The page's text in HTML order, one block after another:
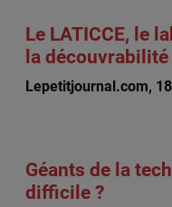
Le LATICCE, le
la
Lepetitjournal.com,
Géants de la
difficile ?